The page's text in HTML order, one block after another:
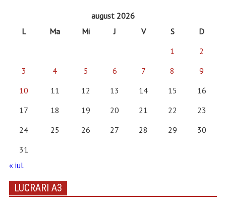
august 2026
L
Ma Mi J V S
D
1
2
3
4 5 6 7 8
9
10
11 12 13 14 15
16
17
18 19 20 21 22
23
24
25 26 27 28 29
30
31
« iul.
LUCRARI A3